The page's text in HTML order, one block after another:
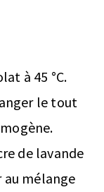
à 45 °C.
le tout
de lavande
au mélange